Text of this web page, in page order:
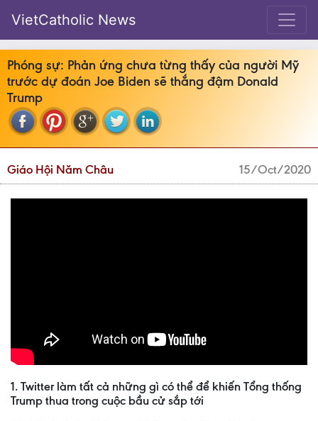
VietCatholic News
Phóng sự: Phản ứng chưa từng thấy của người Mỹ
trước dự đoán Joe Biden sẽ thắng đậm Donald
Trump
Giáo Hội Năm Châu 15/Oct/2020
1. Twitter làm tất cả những gì có thể để khiến Tổng thống
Trump thua trong cuộc bầu cử sắp tới